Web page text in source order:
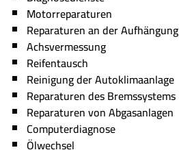
Motorreparaturen
Reparaturen an der Aufhängung
Achsvermessung
Reifentausch
Reinigung der Autoklimaanlage
Reparaturen des Bremssystems
Reparaturen von Abgasanlagen
Computerdiagnose
Ölwechsel